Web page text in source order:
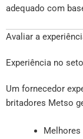
adequado com
Avaliar a
Experiência no
Um fornecedor
britadores Metso